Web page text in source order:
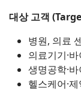
대상 고객
병원, 의료
의료기기·
생명공학·
헬스케어·